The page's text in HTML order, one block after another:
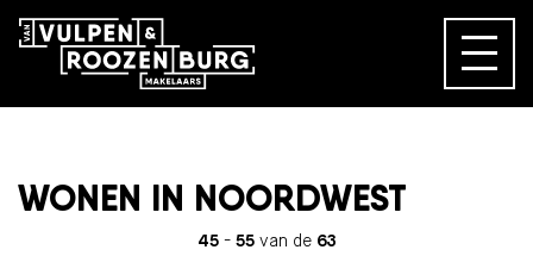
WONEN IN NOORDWEST
45- 55van de 63